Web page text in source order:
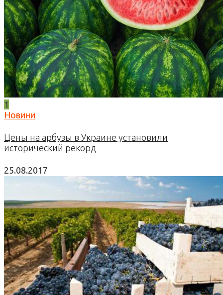
1
Новини
Цены на арбузы в Украине установили
исторический рекорд
25.08.2017